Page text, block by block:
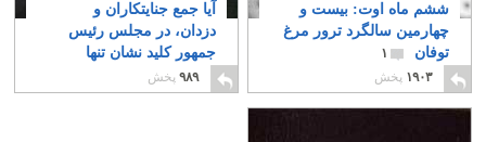
ششم ماه اوت: بیست و
چهارمین سالگرد ترور مرغ
توفان
۱
۱۹۰۳ پخش
آیا جمع جنایتکاران و
دزدان، در مجلس رئیس
جمهور کلید نشان تنها
مشکل و آرزوی مردم
ایران بود؟
۱
۹۸۹ پخش